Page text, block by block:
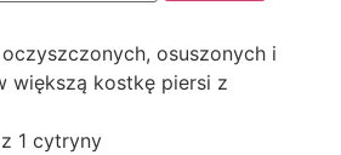
osuszonych i
większą kostkę piersi z
1 cytryny